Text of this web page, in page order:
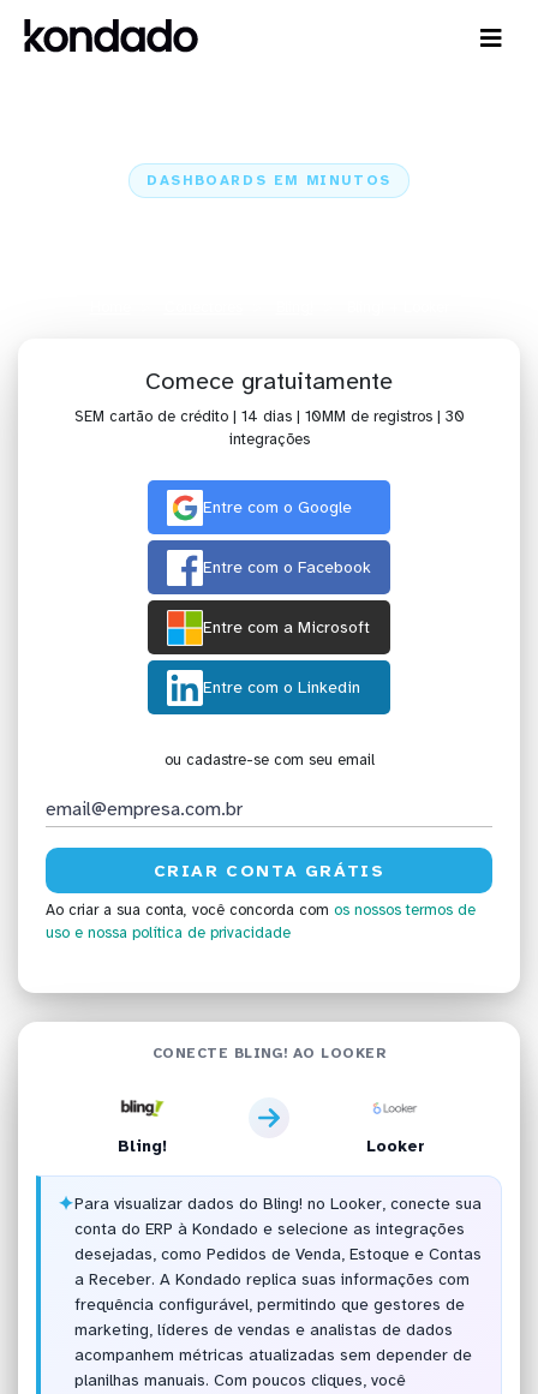
DASHBOARDS EM MINUTOS
Comece gratuitamente
SEM cartão de crédito | 14 dias | 10MM de registros | 30
integrações
Entre com o Google
Entre com o Facebook
Entre com a Microsoft
Entre com o Linkedin
ou cadastre-se com seu email
Ao criar a sua conta, você concorda com os nossos termos de
uso e nossa política de privacidade
CONECTE BLING! AO LOOKER
Bling! Looker
✦Para visualizar dados do Bling! no Looker, conecte sua
conta do ERP à Kondado e selecione as integrações
desejadas, como Pedidos de Venda, Estoque e Contas
a Receber. A Kondado replica suas informações com
frequência configurável, permitindo que gestores de
marketing, líderes de vendas e analistas de dados
acompanhem métricas atualizadas sem depender de
planilhas manuais. Com poucos cliques, você